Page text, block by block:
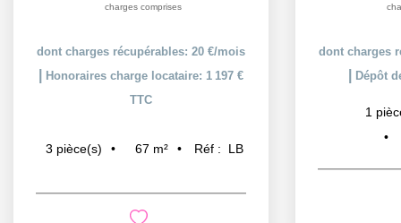
charges comprises
dont charges récupérables: 20 €/mois
Honoraires charge locataire: 1 197 €
TTC
3 pièce(s) 67 m² Réf : LB
dont charges
Dépôt
1